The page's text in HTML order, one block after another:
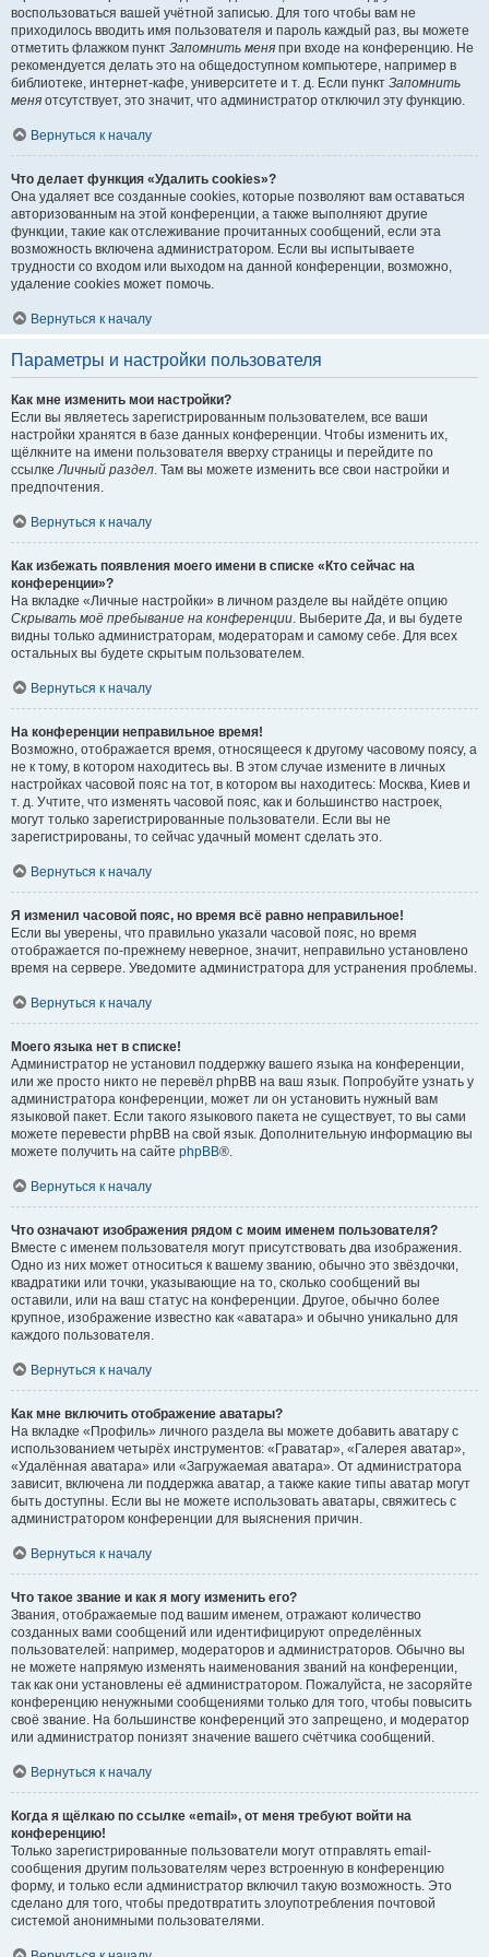
воспользоваться вашей учётной записью. Для того чтобы вам не
приходилось вводить имя пользователя и пароль каждый раз, вы можете
отметить флажком пункт Запомнить меня при входе на конференцию. Не
рекомендуется делать это на общедоступном компьютере, например в
библиотеке, интернет-кафе, университете и т. д. Если пункт Запомнить
меня отсутствует, это значит, что администратор отключил эту функцию.
Вернуться к началу
Что делает функция «Удалить cookies»?
Она удаляет все созданные cookies, которые позволяют вам оставаться
авторизованным на этой конференции, а также выполняют другие
функции, такие как отслеживание прочитанных сообщений, если эта
возможность включена администратором. Если вы испытываете
трудности со входом или выходом на данной конференции, возможно,
удаление cookies может помочь.
Вернуться к началу
Параметры и настройки пользователя
Как мне изменить мои настройки?
Если вы являетесь зарегистрированным пользователем, все ваши
настройки хранятся в базе данных конференции. Чтобы изменить их,
щёлкните на имени пользователя вверху страницы и перейдите по
ссылкеЛичный раздел. Там вы можете изменить все свои настройки и
предпочтения.
Вернуться к началу
Как избежать появления моего имени в списке «Кто сейчас на
конференции»?
На вкладке «Личные настройки» в личном разделе вы найдёте опцию
Скрывать моё пребывание на конференции. ВыберитеДа, и вы будете
видны только администраторам, модераторам и самому себе. Для всех
остальных вы будете скрытым пользователем.
Вернуться к началу
На конференции неправильное время!
Возможно, отображается время, относящееся к другому часовому поясу, а
не к тому, в котором находитесь вы. В этом случае измените в личных
настройках часовой пояс на тот, в котором вы находитесь: Москва, Киев и
т. д. Учтите, что изменять часовой пояс, как и большинство настроек,
могут только зарегистрированные пользователи. Если вы не
зарегистрированы, то сейчас удачный момент сделать это.
Вернуться к началу
Я изменил часовой пояс, но время всё равно неправильное!
Если вы уверены, что правильно указали часовой пояс, но время
отображается по-прежнему неверное, значит, неправильно установлено
время на сервере. Уведомите администратора для устранения проблемы.
Вернуться к началу
Моего языка нет в списке!
Администратор не установил поддержку вашего языка на конференции,
или же просто никто не перевёл phpBB на ваш язык. Попробуйте узнать у
администратора конференции, может ли он установить нужный вам
языковой пакет. Если такого языкового пакета не существует, то вы сами
можете перевести phpBB на свой язык. Дополнительную информацию вы
можете получить на сайте phpBB®.
Вернуться к началу
Что означают изображения рядом с моим именем пользователя?
Вместе с именем пользователя могут присутствовать два изображения.
Одно из них может относиться к вашему званию, обычно это звёздочки,
квадратики или точки, указывающие на то, сколько сообщений вы
оставили, или на ваш статус на конференции. Другое, обычно более
крупное, изображение известно как «аватара» и обычно уникально для
каждого пользователя.
Вернуться к началу
Как мне включить отображение аватары?
На вкладке «Профиль» личного раздела вы можете добавить аватару с
использованием четырёх инструментов: «Граватар», «Галерея аватар»,
«Удалённая аватара» или «Загружаемая аватара». От администратора
зависит, включена ли поддержка аватар, а также какие типы аватар могут
быть доступны. Если вы не можете использовать аватары, свяжитесь с
администратором конференции для выяснения причин.
Вернуться к началу
Что такое звание и как я могу изменить его?
Звания, отображаемые под вашим именем, отражают количество
созданных вами сообщений или идентифицируют определённых
пользователей: например, модераторов и администраторов. Обычно вы
не можете напрямую изменять наименования званий на конференции,
так как они установлены её администратором. Пожалуйста, не засоряйте
конференцию ненужными сообщениями только для того, чтобы повысить
своё звание. На большинстве конференций это запрещено, и модератор
или администратор понизят значение вашего счётчика сообщений.
Вернуться к началу
Когда я щёлкаю по ссылке «email», от меня требуют войти на
конференцию!
Только зарегистрированные пользователи могут отправлять email-
сообщения другим пользователям через встроенную в конференцию
форму, и только если администратор включил такую возможность. Это
сделано для того, чтобы предотвратить злоупотребления почтовой
системой анонимными пользователями.